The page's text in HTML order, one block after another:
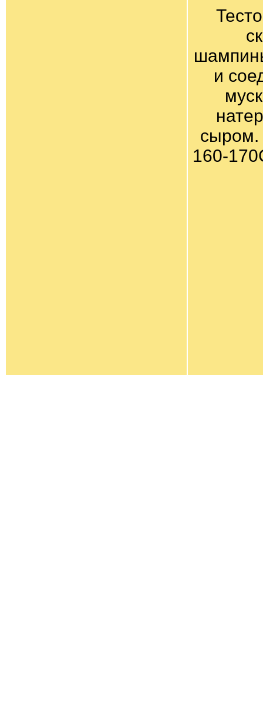
и
сыром.
160-